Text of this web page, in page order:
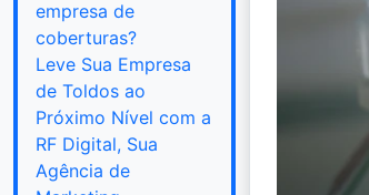
empresa de
coberturas?
Leve Sua Empresa
de Toldos ao
Próximo Nível com a
RF Digital, Sua
Agência de